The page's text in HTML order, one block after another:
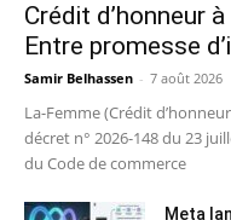
Crédit d’honneur
Entre promesse
Samir Belhassen - 7 août 2026
La-Femme (Crédit
décret n° 2026-148 du 23
du Code de commerce
Meta